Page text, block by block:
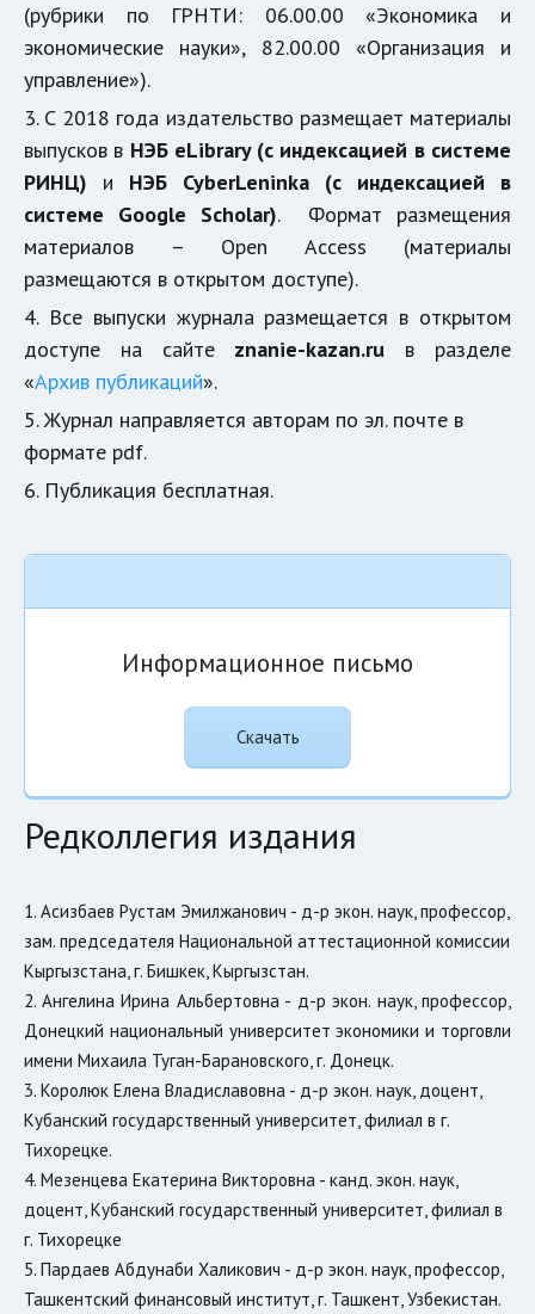
(рубрики по ГРНТИ: 06.00.00 «Экономика и
экономические науки», 82.00.00 «Организация и
управление»).
3. С 2018 года издательство размещает материалы
выпусков в НЭБ eLibrary (с индексацией в системе
РИНЦ) и НЭБ CyberLeninka (с индексацией в
системе Google Scholar). Формат размещения
материалов – Open Access (материалы
размещаются в открытом доступе).
4. Все выпуски журнала размещается в открытом
доступе на сайте znanie-kazan.ru в разделе
«Архив публикаций».
5. Журнал направляется авторам по эл. почте в
формате pdf.
6. Публикация бесплатная.
Информационное письмо
Скачать
Редколлегия издания
1. Асизбаев Рустам Эмилжанович - д-р экон. наук, профессор,
зам. председателя Национальной аттестационной комиссии
Кыргызстана, г. Бишкек, Кыргызстан.
2. Ангелина Ирина Альбертовна - д-р экон. наук, профессор,
Донецкий национальный университет экономики и торговли
имени Михаила Туган-Барановского, г. Донецк.
3. Королюк Елена Владиславовна - д-р экон. наук, доцент,
Кубанский государственный университет, филиал в г.
Тихорецке.
4. Мезенцева Екатерина Викторовна - канд. экон. наук,
доцент, Кубанский государственный университет, филиал в
г. Тихорецке
5. Пардаев Абдунаби Халикович - д-р экон. наук, профессор,
Ташкентский финансовый институт, г. Ташкент, Узбекистан.